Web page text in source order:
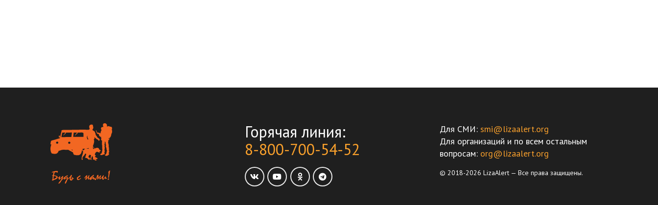
Горячая линия:
8-800-700-54-52
Для СМИ: smi@lizaalert.org
Для организаций и по всем остальным
вопросам: org@lizaalert.org
© 2018-2026 LizaAlert — Все права защищены.